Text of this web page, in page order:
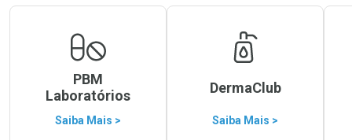
PBM
Laboratórios
Saiba Mais >
DermaClub
Saiba Mais >